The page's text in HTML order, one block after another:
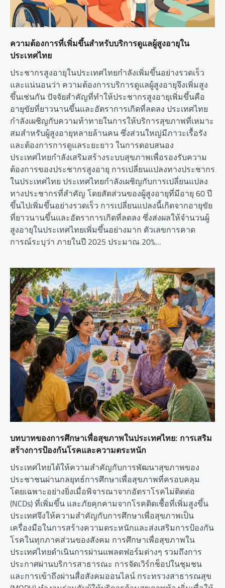
ความต้องการที่เพิ่มขึ้นสำหรับบริการดูแลผู้สูงอายุใน
ประเทศไทย
ประชากรสูงอายุในประเทศไทยกำลังเพิ่มขึ้นอย่างรวดเร็ว
และแน่นอนว่า ความต้องการบริการดูแลผู้สูงอายุจึงเพิ่มสูง
ขึ้นเช่นกัน ปัจจัยสำคัญที่ทำให้ประชากรสูงอายุเพิ่มขึ้นคือ
อายุขัยที่ยาวนานขึ้นและอัตราการเกิดที่ลดลง ประเทศไทย
กำลังเผชิญกับความท้าทายในการให้บริการสุขภาพที่เหมาะ
สมสำหรับผู้สูงอายุหลายล้านคน ซึ่งส่วนใหญ่มีภาวะเรื้อรัง
และต้องการการดูแลระยะยาว ในการตอบสนอง
ประเทศไทยกำลังเสริมสร้างระบบสุขภาพเพื่อรองรับความ
ต้องการของประชากรสูงอายุ การเปลี่ยนแปลงทางประชากร
ในประเทศไทย ประเทศไทยกำลังเผชิญกับการเปลี่ยนแปลง
ทางประชากรที่สำคัญ โดยสัดส่วนของผู้สูงอายุที่มีอายุ 60 ปี
ขึ้นไปเพิ่มขึ้นอย่างรวดเร็ว การเปลี่ยนแปลงนี้เกิดจากอายุขัย
ที่ยาวนานขึ้นและอัตราการเกิดที่ลดลง ซึ่งส่งผลให้จำนวนผู้
สูงอายุในประเทศไทยเพิ่มขึ้นอย่างมาก ตัวเลขการคาด
การณ์ระบุว่า ภายในปี 2025 ประมาณ 20%…
บทบาทของการศึกษาเพื่อสุขภาพในประเทศไทย: การเสริม
สร้างการป้องกันโรคและความตระหนัก
ประเทศไทยได้ให้ความสำคัญกับการพัฒนาสุขภาพของ
ประชาชนผ่านกลยุทธ์การศึกษาเพื่อสุขภาพที่ครอบคลุม
โดยเฉพาะอย่างยิ่งเมื่อพิจารณาจากอัตราโรคไม่ติดต่อ
(NCDs) ที่เพิ่มขึ้น และภัยคุกคามจากโรคติดเชื้อที่เพิ่มสูงขึ้น
ประเทศจึงให้ความสำคัญกับการศึกษาเพื่อสุขภาพเป็น
เครื่องมือในการสร้างความตระหนักและส่งเสริมการป้องกัน
โรคในทุกภาคส่วนของสังคม การศึกษาเพื่อสุขภาพใน
ประเทศไทยดำเนินการผ่านแพลตฟอร์มต่างๆ รวมถึงการ
ประกาศผ่านบริการสาธารณะ การจัดเวิร์กช็อปในชุมชน
และการเข้าถึงผ่านสื่อสังคมออนไลน์ กระทรวงสาธารณสุข